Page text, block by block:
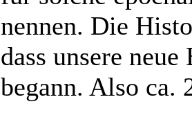
nennen. Die
dass unsere
begann. Also ca.